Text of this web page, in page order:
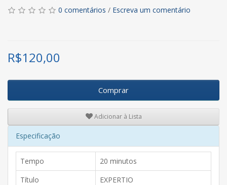
0 comentários / Escreva um comentário
R$120,00
Comprar
Adicionar à Lista
Especificação
Tempo
20 minutos
Título
EXPERTIO